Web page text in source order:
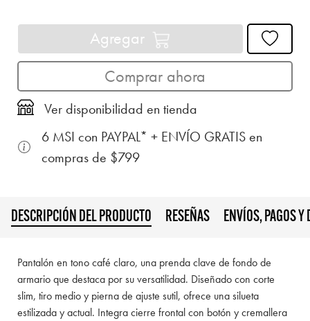
Agregar
Comprar ahora
Ver disponibilidad en tienda
6 MSI con PAYPAL* + ENVÍO GRATIS en
compras de $799
DESCRIPCIÓN DEL PRODUCTO RESEÑAS ENVÍOS, PAGOS Y
Pantalón en tono café claro, una prenda clave de fondo de
armario que destaca por su versatilidad. Diseñado con corte
slim, tiro medio y pierna de ajuste sutil, ofrece una silueta
estilizada y actual. Integra cierre frontal con botón y cremallera